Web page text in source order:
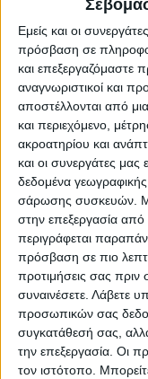
Εμείς και οι
πρόσβαση σε
και επεξεργαζόμαστε
αναγνωριστικοί και
αποστέλλονται από
και περιεχόμενο,
ακροατηρίου και
και οι συνεργάτες μας
δεδομένα
σάρωσης συσκευών.
στην επεξεργασία
περιγράφεται
πρόσβαση σε πιο
προτιμήσεις σας πριν
συναινέσετε. Λάβετε
προσωπικών σας
συγκατάθεσή σας,
την επεξεργασία. Οι
τον ιστότοπο.
Η Αρχαιότερη
ΠΑΡΟΜΟΙΑ